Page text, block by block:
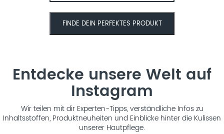
Entdecke unsere Welt auf
Instagram
Wir teilen mit dir Experten-Tipps, verständliche Infos zu
Inhaltsstoffen, Produktneuheiten und Einblicke hinter die Kulissen
unserer Hautpflege.